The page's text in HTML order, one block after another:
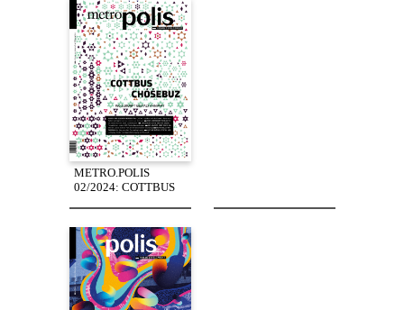
METRO.POLIS
02/2024: COTTBUS